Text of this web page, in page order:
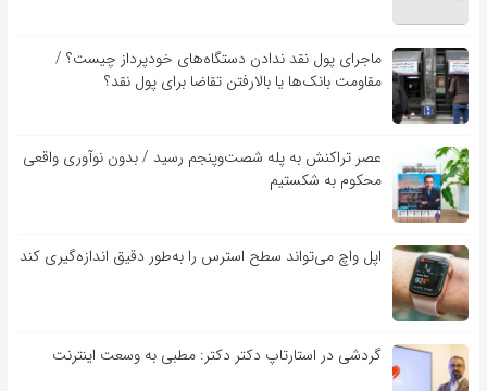
ماجرای پول نقد ندادن دستگاه‌های خودپرداز چیست؟ /
مقاومت بانک‌ها یا بالارفتن تقاضا برای پول نقد؟
عصر تراکنش به پله شصت‌وپنجم رسید / بدون نوآوری واقعی
محکوم به شکستیم
اپل واچ می‌تواند سطح استرس را به‌طور دقیق اندازه‌گیری کند
گردشی در استارتاپ دکتر دکتر: مطبی به وسعت اینترنت